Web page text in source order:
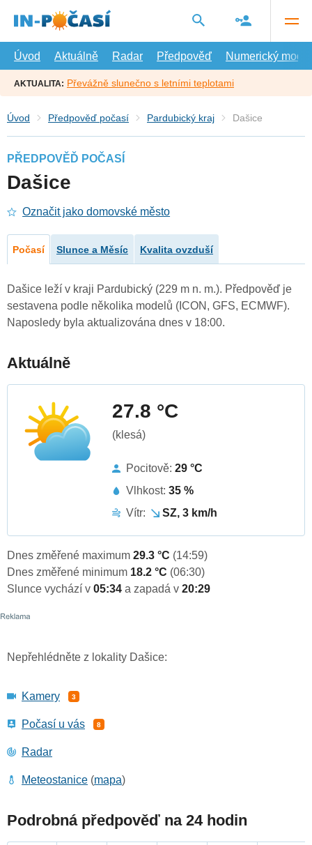
hlavní
Úvod
Aktuálně Radar Předpověď Numerický model
AKTUALITA: Převážně slunečno s letními teplotami
Úvod Předpověď počasí Pardubický kraj Dašice
PŘEDPOVĚĎ POČASÍ
Dašice
Označit jako domovské město
Počasí Slunce a Měsíc Kvalita ovzduší
Dašice leží v kraji Pardubický (229 m n. m.). Předpověď je
sestavena podle několika modelů (ICON, GFS, ECMWF).
Naposledy byla aktualizována dnes v 18:00.
Aktuálně
27.8 °C
(klesá)
Pocitově: 29 °C
Vlhkost: 35 %
Vítr:
SZ, 3 km/h
Dnes změřené maximum 29.3 °C (14:59)
Dnes změřené minimum 18.2 °C (06:30)
Slunce vychází v 05:34 a zapadá v 20:29
Nepřehlédněte z lokality Dašice:
Kamery 3
Počasí u vás 8
Radar
Meteostanice (mapa)
Podrobná předpověď na 24 hodin